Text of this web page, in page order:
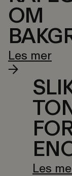
OM
Les mer
Les